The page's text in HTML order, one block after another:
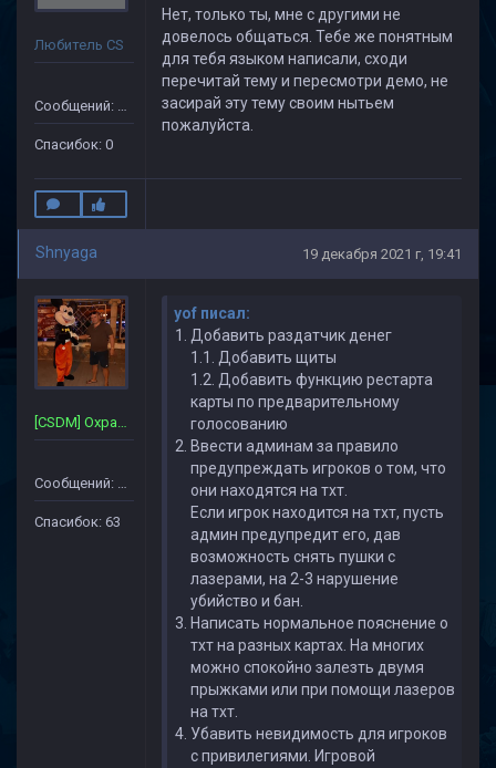
Любитель CS
Сообщений: 15
Спасибок: 0
Нет, только ты, мне с другими не
довелось общаться. Тебе же понятным
для тебя языком написали, сходи
перечитай тему и пересмотри демо, не
засирай эту тему своим нытьем
пожалуйста.
Shnyaga 19 декабря 2021 г, 19:41
[CSDM] Охрана~Сервера
Сообщений: 357
Спасибок: 63
yof писал:
Добавить раздатчик денег
1.1. Добавить щиты
1.2. Добавить функцию рестарта
карты по предварительному
голосованию
Ввести админам за правило
предупреждать игроков о том, что
они находятся на тхт.
Если игрок находится на тхт, пусть
админ предупредит его, дав
возможность снять пушки с
лазерами, на 2-3 нарушение
убийство и бан.
Написать нормальное пояснение о
тхт на разных картах. На многих
можно спокойно залезть двумя
прыжками или при помощи лазеров
на тхт.
Убавить невидимость для игроков
с привилегиями. Игровой